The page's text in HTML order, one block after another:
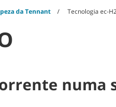
da Tennant Tecnologia ec-
numa